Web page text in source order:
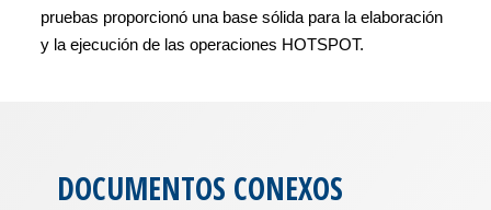
pruebas proporcionó una base sólida para la elaboración
y la ejecución de las operaciones HOTSPOT.
DOCUMENTOS CONEXOS